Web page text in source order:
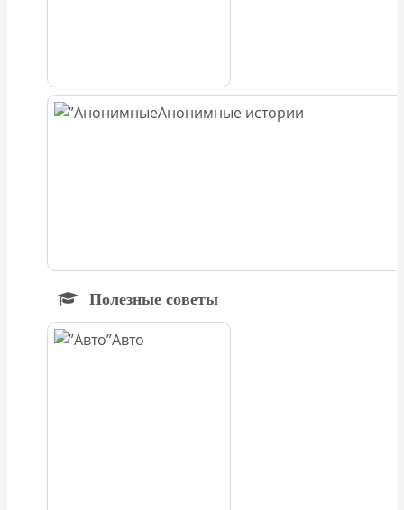
Анонимные истории
Полезные советы
Авто